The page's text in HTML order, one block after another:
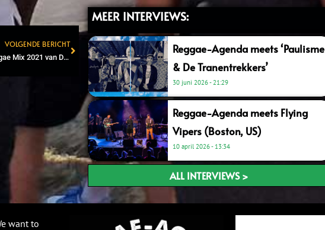
VOLGENDE BERICHT
Beluister hier de nieuwe Reggae Mix 2021 van Don Arco (ReggaeBomb Crew) Next
MEER INTERVIEWS:
Reggae-Agenda meets ‘Paulisme
& De Tranentrekkers’
30 juni 2026 21:29
Reggae-Agenda meets Flying
Vipers (Boston, US)
10 april 2026 13:34
ALL INTERVIEWS >
want to